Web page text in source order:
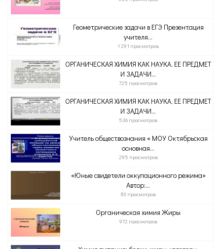
Геометрические задачи в ЕГЭ Презентация
учителя...
1 291 просмотров
ОРГАНИЧЕСКАЯ ХИМИЯ КАК НАУКА, ЕЕ ПРЕДМЕТ
И ЗАДАЧИ...
725 просмотров
ОРГАНИЧЕСКАЯ ХИМИЯ КАК НАУКА, ЕЕ ПРЕДМЕТ
И ЗАДАЧИ...
536 просмотров
Учитель обществознания « МОУ Октябрьская
основная...
295 просмотров
«Юные свидетели оккупационного режима»
Автор:...
83 просмотров
Органическая химия Жиры
972 просмотров